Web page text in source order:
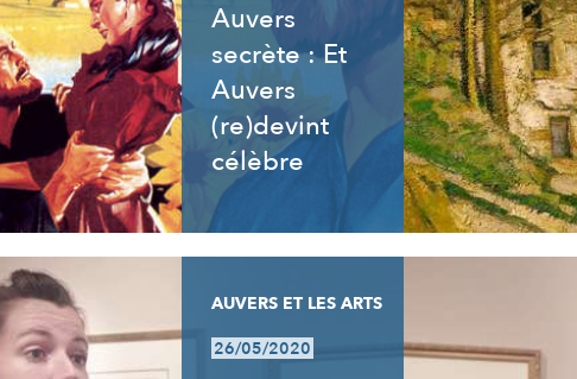
Auvers
secrète : Et
Auvers
(re)devint
célèbre
AUVERS ET LES ARTS
26/05/2020